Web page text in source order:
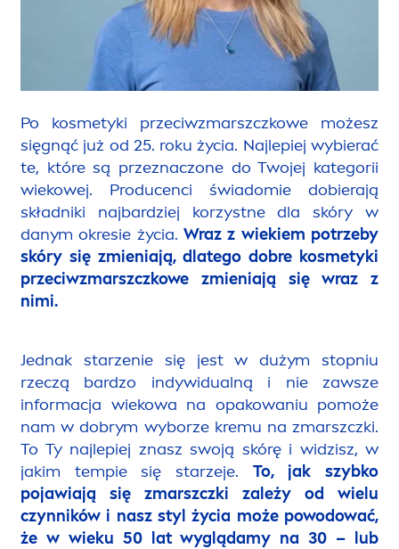
Po kosmetyki przeciwzmarszczkowe możesz
sięgnąć już od 25. roku życia. Najlepiej wybierać
te, które są przeznaczone do Twojej kategorii
wiekowej. Producenci świadomie dobierają
składniki najbardziej korzystne dla skóry w
danym okresie życia. Wraz z wiekiem potrzeby
skóry się zmieniają, dlatego dobre kosmetyki
przeciwzmarszczkowe zmieniają się wraz z
nimi.
Jednak starzenie się jest w dużym stopniu
rzeczą bardzo indywidualną i nie zawsze
informacja wiekowa na opakowaniu pomoże
nam w dobrym wyborze kremu na zmarszczki.
To Ty najlepiej znasz swoją skórę i widzisz, w
jakim tempie się starzeje. To, jak szybko
pojawiają się zmarszczki zależy od wielu
czynników i nasz styl życia może powodować,
że w wieku 50 lat wyglądamy na 30 – lub